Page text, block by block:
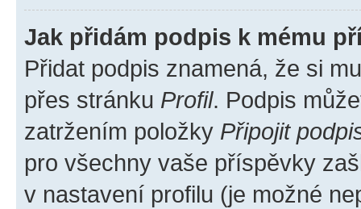
Jak přidám podpis k mému
Přidat podpis znamená, že si
přes stránku Profil. Podpis
zatržením položky Připojit
pro všechny vaše příspěvky
v nastavení profilu (je možné